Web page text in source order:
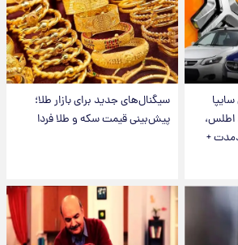
اطلس،
+
سیگنال‌های جدید برای بازار طلا؛
پیش‌بینی قیمت سکه و طلا فردا